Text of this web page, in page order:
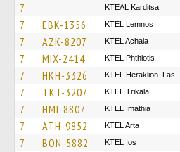
7 KTEAL Karditsa
7 EBK-1356 KTEL Lemnos
7 AZK-8207 KTEL Achaia
7 MIX-2414 ΚΤΕL Phthiotis
7 HKH-3326 KTEL Heraklion–Las.
7 TKT-3207 ΚΤΕL Τrikala
7 HMI-8807 KTEL Imathia
7 ATH-9852 KTEL Arta
7 BON-5882 KTEL Ios